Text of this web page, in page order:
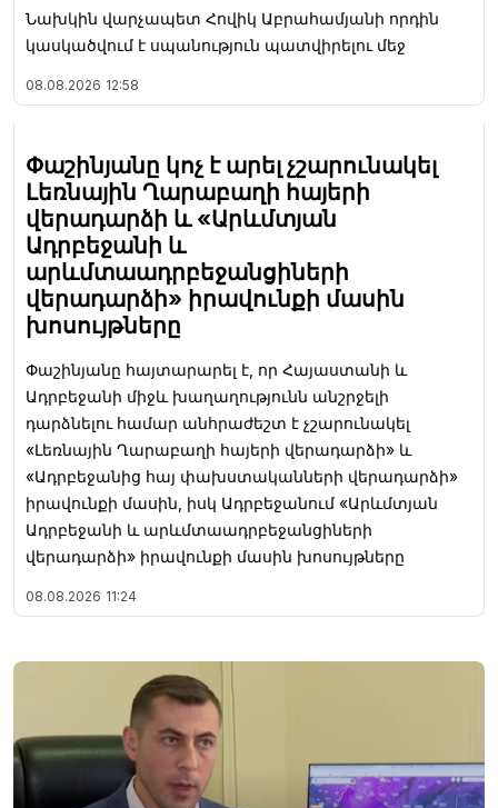
Նախկին վարչապետ Հովիկ Աբրահամյանի որդին
կասկածվում է սպանություն պատվիրելու մեջ
08.08.2026 12:58
Փաշինյանը կոչ է արել չշարունակել
Լեռնային Ղարաբաղի հայերի
վերադարձի և «Արևմտյան
Ադրբեջանի և
արևմտաադրբեջանցիների
վերադարձի» իրավունքի մասին
խոսույթները
Փաշինյանը հայտարարել է, որ Հայաստանի և
Ադրբեջանի միջև խաղաղությունն անշրջելի
դարձնելու համար անհրաժեշտ է չշարունակել
«Լեռնային Ղարաբաղի հայերի վերադարձի» և
«Ադրբեջանից հայ փախստականների վերադարձի»
իրավունքի մասին, իսկ Ադրբեջանում «Արևմտյան
Ադրբեջանի և արևմտաադրբեջանցիների
վերադարձի» իրավունքի մասին խոսույթները
08.08.2026 11:24